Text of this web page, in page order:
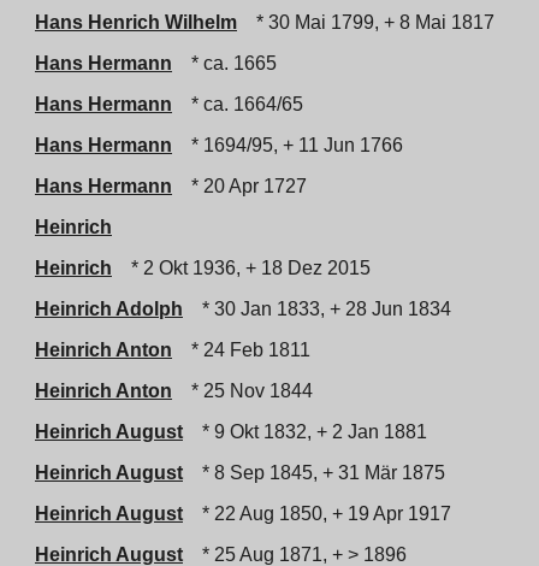
Hans Henrich Wilhelm
* 30 Mai 1799, + 8 Mai 1817
Hans Hermann
* ca. 1665
Hans Hermann
* ca. 1664/65
Hans Hermann
* 1694/95, + 11 Jun 1766
Hans Hermann
* 20 Apr 1727
Heinrich
Heinrich
* 2 Okt 1936, + 18 Dez 2015
Heinrich Adolph
* 30 Jan 1833, + 28 Jun 1834
Heinrich Anton
* 24 Feb 1811
Heinrich Anton
* 25 Nov 1844
Heinrich August
* 9 Okt 1832, + 2 Jan 1881
Heinrich August
* 8 Sep 1845, + 31 Mär 1875
Heinrich August
* 22 Aug 1850, + 19 Apr 1917
Heinrich August
* 25 Aug 1871, + > 1896